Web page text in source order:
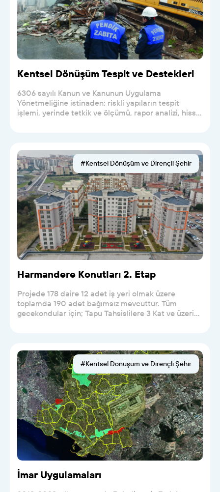
Kentsel Dönüşüm Tespit ve Destekleri
6306 sayılı Kanun ve Kanunun Uygulama
Yönetmeliğine istinaden; riskli yapıların tespit
işlemi, yerinde tetkik ve ölçümü, rapor analizi, hisse
#Kentsel Dönüşüm ve Dirençli Şehir
Harmandere Konutları 2. Etap
Projede 178 daire 12 adet iş yeri olmak üzere
toplamda 190 adet bağımsız mevcuttur. Tüm
gecekondular için; Tapu Tahsislilere 3 Kat ve üzerine
#Kentsel Dönüşüm ve Dirençli Şehir
İmar Uygulamaları